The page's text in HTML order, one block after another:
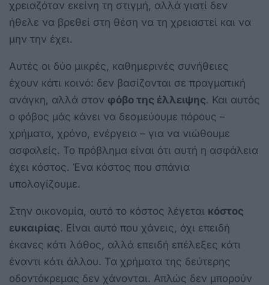
χρειαζόταν εκείνη τη στιγμή, αλλά γιατί δεν
ήθελε να βρεθεί στη θέση να τη χρειαστεί και να
μην την έχει.
Αυτές οι δύο μικρές, καθημερινές συνήθειες
έχουν κάτι κοινό: δεν βασίζονται σε πραγματική
ανάγκη, αλλά στον φόβο της έλλειψης. Και αυτός
ο φόβος μάς κάνει να δεσμεύουμε πόρους –
χρήματα, χρόνο, ενέργεια – για να νιώθουμε
ασφαλείς. Το πρόβλημα είναι ότι αυτή η ασφάλεια
έχει κόστος. Ένα κόστος που σπάνια
υπολογίζουμε.
Στην οικονομία, αυτό το κόστος λέγεται κόστος
ευκαιρίας. Είναι αυτό που χάνεις, όχι επειδή
έκανες κάτι λάθος, αλλά επειδή επέλεξες κάτι
έναντι κάτι άλλου. Τα χρήματα της δεύτερης
οδοντόκρεμας δεν χάνονται. Απλώς δεν μπορούν